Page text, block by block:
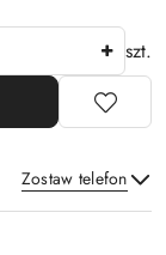
szt.
Zostaw telefon